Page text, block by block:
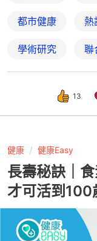
都市健康 熱
學術研究 聯
13
健康 健康Easy
長壽秘訣｜
才可活到100